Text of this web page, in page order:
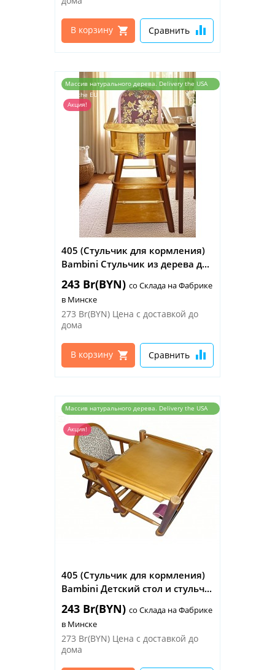
В корзину Сравнить
Массив натурального дерева. Delivery the USA
and the EU
Акция!
405 (Стульчик для кормления)
Bambini Стульчик из дерева д...
243 Br(BYN) со Склада на Фабрике
в Минске
273 Br(BYN) Цена с доставкой до
дома
В корзину Сравнить
Массив натурального дерева. Delivery the USA
Акция!
405 (Стульчик для кормления)
Bambini Детский стол и стульч...
243 Br(BYN) со Склада на Фабрике
в Минске
273 Br(BYN) Цена с доставкой до
дома